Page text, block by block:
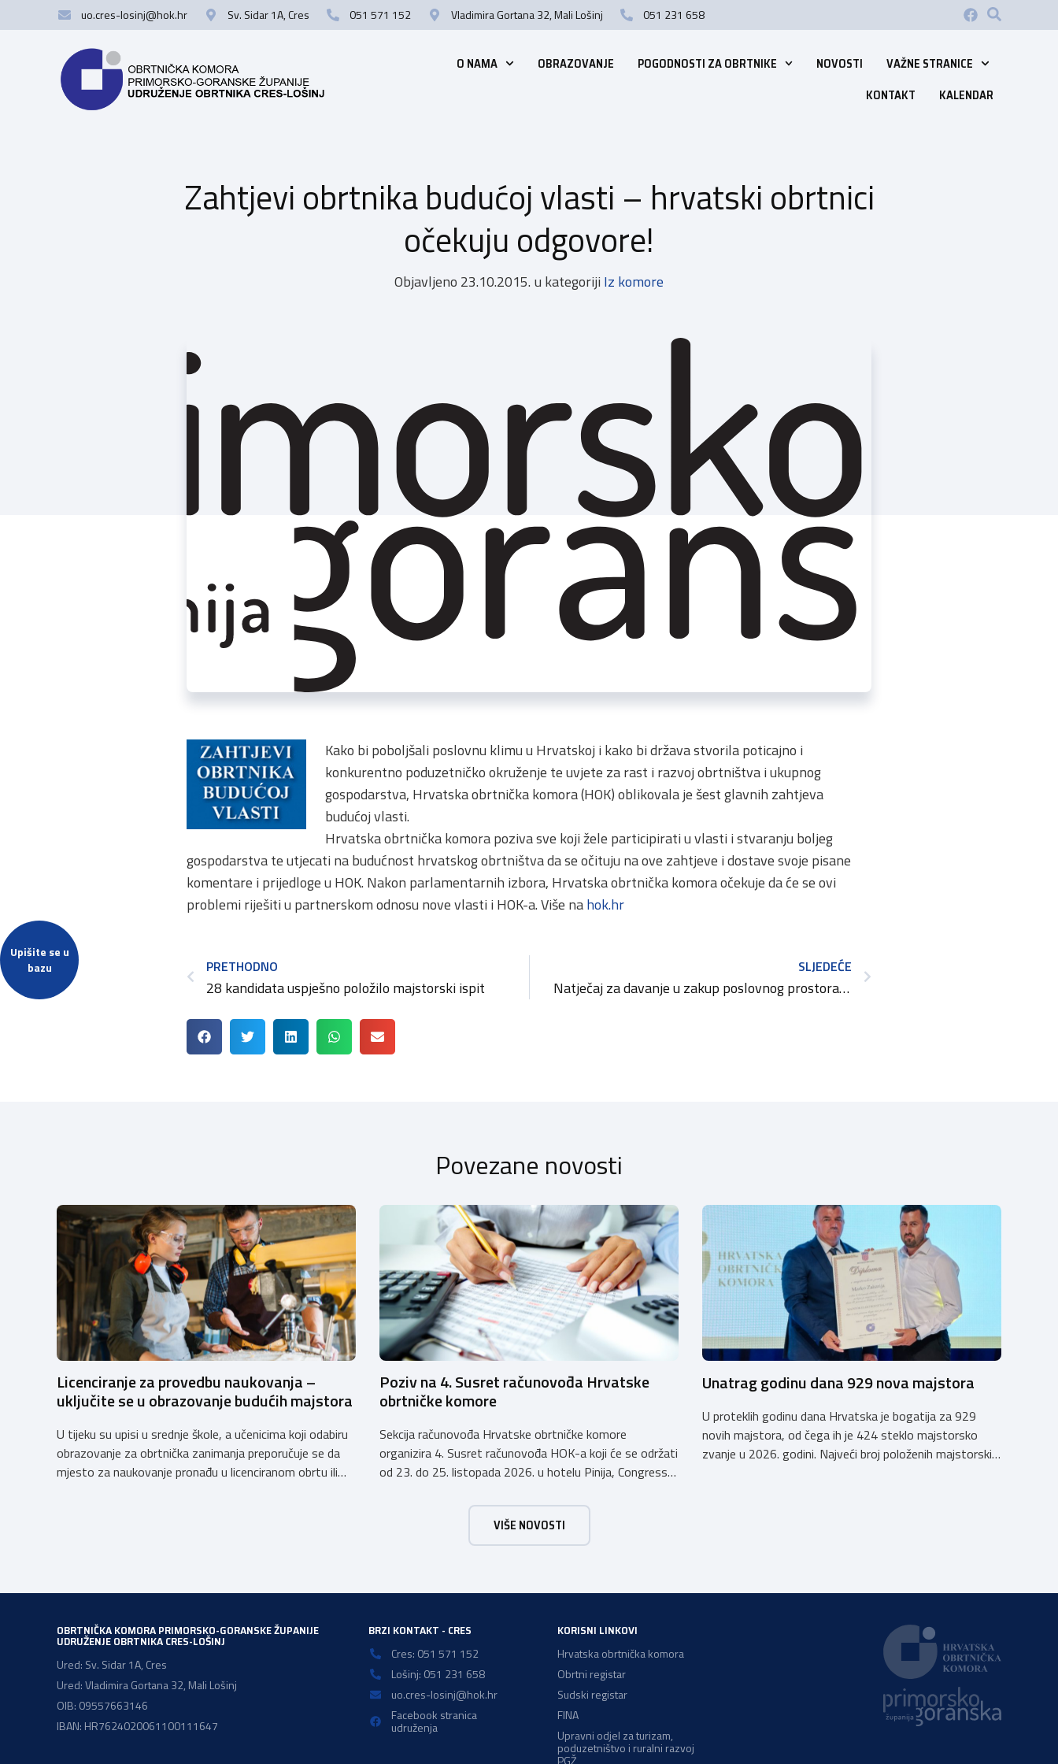
Upišite se u
bazu
uo.cres-losinj@hok.hr Sv. Sidar 1A, Cres 051 571 152 Vladimira Gortana 32, Mali Lošinj 051 231 658
O NAMA OBRAZOVANJE POGODNOSTI ZA OBRTNIKE NOVOSTI
VAŽNE STRANICE
KONTAKT
KALENDAR
Zahtjevi obrtnika budućoj vlasti – hrvatski obrtnici
očekuju odgovore!
Objavljeno 23.10.2015. u kategoriji Iz komore
Kako bi poboljšali poslovnu klimu u Hrvatskoj i kako bi država stvorila poticajno i
konkurentno poduzetničko okruženje te uvjete za rast i razvoj obrtništva i ukupnog
gospodarstva, Hrvatska obrtnička komora (HOK) oblikovala je šest glavnih zahtjeva
budućoj vlasti.
Hrvatska obrtnička komora poziva sve koji žele participirati u vlasti i stvaranju boljeg
gospodarstva te utjecati na budućnost hrvatskog obrtništva da se očituju na ove zahtjeve i dostave svoje pisane
komentare i prijedloge u HOK. Nakon parlamentarnih izbora, Hrvatska obrtnička komora očekuje da će se ovi
problemi riješiti u partnerskom odnosu nove vlasti i HOK-a. Više nahok.hr
PRETHODNO
28 kandidata uspješno položilo majstorski ispit
SLJEDEĆE
Natječaj za davanje u zakup poslovnog prostora – Doma obrtnika u Crikvenici
Povezane novosti
Licenciranje za provedbu naukovanja –
uključite se u obrazovanje budućih majstora
U tijeku su upisi u srednje škole, a učenicima koji odabiru
obrazovanje za obrtnička zanimanja preporučuje se da
mjesto za naukovanje pronađu u licenciranom obrtu ili
Poziv na 4. Susret računovođa Hrvatske
obrtničke komore
Sekcija računovođa Hrvatske obrtničke komore
organizira 4. Susret računovođa HOK-a koji će se održati
od 23. do 25. listopada 2026. u hotelu Pinija, Congress
otvoren u petak, 23. listopada 2026. u
poslijepodnevnim, uz uvodno predavanje i pozdrav
domaćina. Tijekom subote, 24. listopada, održavat će se
Unatrag godinu dana 929 nova majstora
U proteklih godinu dana Hrvatska je bogatija za 929
novih majstora, od čega ih je 424 steklo majstorsko
zvanje u 2026. godini. Najveći broj položenih majstorskih
VIŠE NOVOSTI
OBRTNIČKA KOMORA PRIMORSKO-GORANSKE ŽUPANIJE
UDRUŽENJE OBRTNIKA CRES-LOŠINJ
Ured: Sv. Sidar 1A, Cres
Ured: Vladimira Gortana 32, Mali Lošinj
OIB: 09557663146
IBAN: HR7624020061100111647
BRZI KONTAKT - CRES
Cres: 051 571 152
Lošinj: 051 231 658
uo.cres-losinj@hok.hr
Facebook stranica
udruženja
KORISNI LINKOVI
Hrvatska obrtnička komora
Obrtni registar
Sudski registar
FINA
Upravni odjel za turizam,
poduzetništvo i ruralni razvoj
PGŽ